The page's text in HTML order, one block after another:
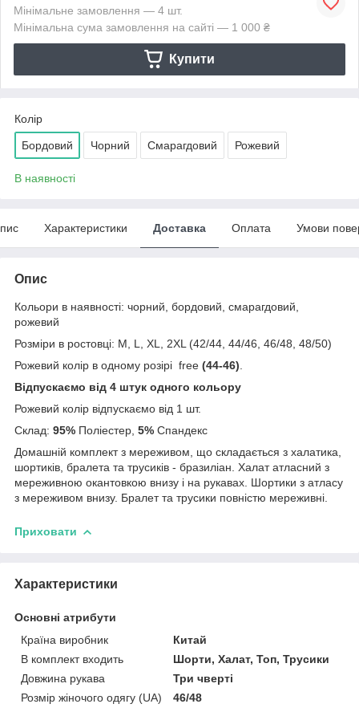
Мінімальне замовлення — 4 шт.
Мінімальна сума замовлення на сайті — 1 000 ₴
Купити
Колір
Бордовий Чорний Смарагдовий Рожевий
В наявності
Характеристики Доставка Оплата Умови
Опис
Кольори в наявності: чорний, бордовий, смарагдовий,
рожевий
Розміри в ростовці: M, L, XL, 2XL (42/44, 44/46, 46/48, 48/50)
Рожевий колір в одному розірі free (44-46)
Відпускаємо від 4 штук одного кольору
Рожевий колір відпускаємо від 1 шт.
Склад: 95% Поліестер, 5% Спандекс
Домашній комплект з мереживом, що складається з халатика,
шортиків, бралета та трусиків - бразиліан. Халат атласний з
мереживною окантовкою внизу і на рукавах. Шортики з атласу
з мереживом внизу. Бралет та трусики повністю мереживні.
Приховати
Характеристики
Основні атрибути
Країна виробник
Китай
В комплект входить
Шорти, Халат, Топ, Трусики
Довжина рукава
Три чверті
Розмір жіночого одягу (UA)
46/48